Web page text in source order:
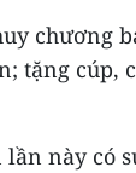
chương
tặng cúp,
này có